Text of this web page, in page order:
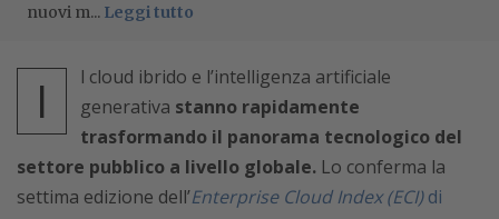
nuovi m... Leggi tutto
I
l cloud ibrido e l’intelligenza artificiale
generativa stanno rapidamente
trasformando il panorama tecnologico del
settore pubblico a livello globale. Lo conferma la
settima edizione dell’Enterprise Cloud Index (ECI)di